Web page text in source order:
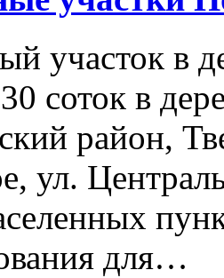
участок в
соток в
район,
ул.
для…